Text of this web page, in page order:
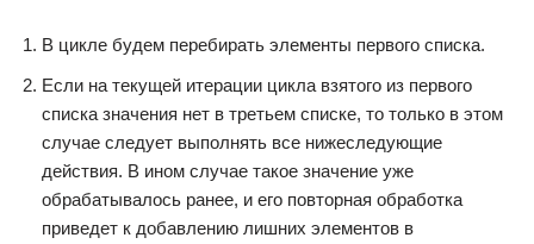
В цикле будем перебирать элементы первого списка.
Если на текущей итерации цикла взятого из первого
списка значения нет в третьем списке, то только в этом
случае следует выполнять все нижеследующие
действия. В ином случае такое значение уже
обрабатывалось ранее, и его повторная обработка
приведет к добавлению лишних элементов в